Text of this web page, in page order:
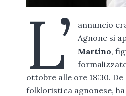
L’
annuncio
Agnone si
Martino,
ottobre alle ore 18:30.
folkloristica agnonese,